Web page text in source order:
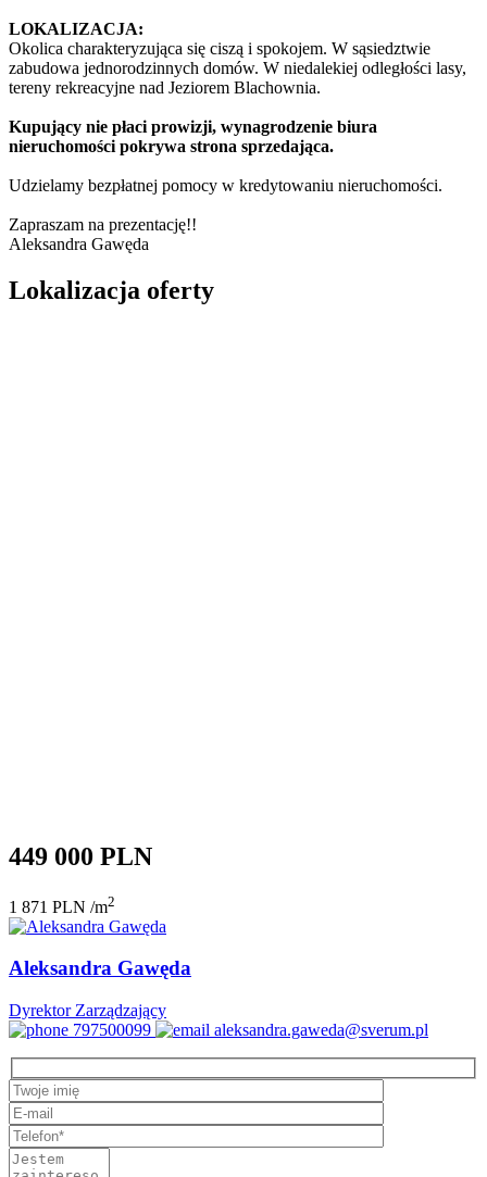
LOKALIZACJA:
Okolica charakteryzująca się ciszą i spokojem. W sąsiedztwie
zabudowa jednorodzinnych domów. W niedalekiej odległości lasy,
tereny rekreacyjne nad Jeziorem Blachownia.
Kupujący nie płaci prowizji, wynagrodzenie biura
nieruchomości pokrywa strona sprzedająca.
Udzielamy bezpłatnej pomocy w kredytowaniu nieruchomości.
Zapraszam na prezentację!!
Aleksandra Gawęda
Lokalizacja oferty
449 000 PLN
1 871 PLN /m2
Aleksandra Gawęda
Dyrektor Zarządzający
797500099
aleksandra.gaweda@sverum.pl